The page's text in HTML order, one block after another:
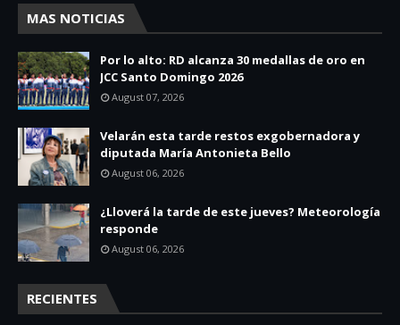
MAS NOTICIAS
Por lo alto: RD alcanza 30 medallas de oro en
JCC Santo Domingo 2026
August 07, 2026
Velarán esta tarde restos exgobernadora y
diputada María Antonieta Bello
August 06, 2026
¿Lloverá la tarde de este jueves? Meteorología
responde
August 06, 2026
RECIENTES